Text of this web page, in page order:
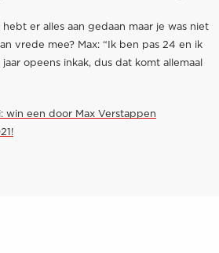
er alles aan gedaan maar je was niet
vrede mee? Max: “Ik ben pas 24 en ik
opeens inkak, dus dat komt allemaal
win een door Max Verstappen